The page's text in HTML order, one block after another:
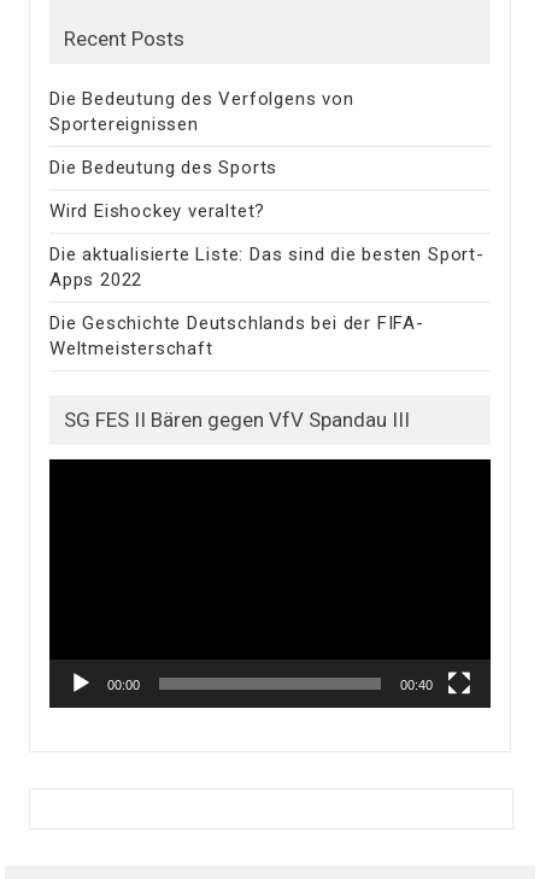
Recent Posts
Die Bedeutung des Verfolgens von
Sportereignissen
Die Bedeutung des Sports
Wird Eishockey veraltet?
Die aktualisierte Liste: Das sind die besten Sport-
Apps 2022
Die Geschichte Deutschlands bei der FIFA-
Weltmeisterschaft
SG FES II Bären gegen VfV Spandau III
00:00 00:40